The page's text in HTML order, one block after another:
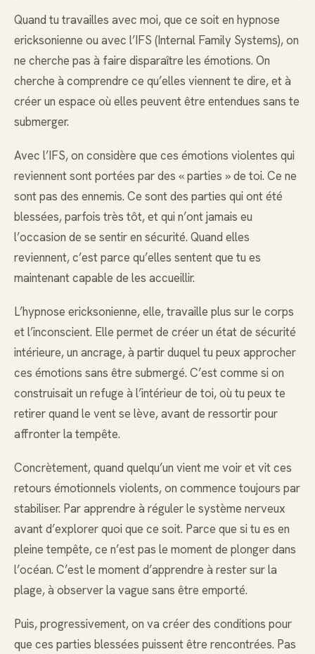
Quand tu travailles avec moi, que ce soit en hypnose
ericksonienne ou avec l’IFS (Internal Family Systems), on
ne cherche pas à faire disparaître les émotions. On
cherche à comprendre ce qu’elles viennent te dire, et à
créer un espace où elles peuvent être entendues sans te
submerger.
Avec l’IFS, on considère que ces émotions violentes qui
reviennent sont portées par des « parties » de toi. Ce ne
sont pas des ennemis. Ce sont des parties qui ont été
blessées, parfois très tôt, et qui n’ont jamais eu
l’occasion de se sentir en sécurité. Quand elles
reviennent, c’est parce qu’elles sentent que tu es
maintenant capable de les accueillir.
L’hypnose ericksonienne, elle, travaille plus sur le corps
et l’inconscient. Elle permet de créer un état de sécurité
intérieure, un ancrage, à partir duquel tu peux approcher
ces émotions sans être submergé. C’est comme si on
construisait un refuge à l’intérieur de toi, où tu peux te
retirer quand le vent se lève, avant de ressortir pour
affronter la tempête.
Concrètement, quand quelqu’un vient me voir et vit ces
retours émotionnels violents, on commence toujours par
stabiliser. Par apprendre à réguler le système nerveux
avant d’explorer quoi que ce soit. Parce que si tu es en
pleine tempête, ce n’est pas le moment de plonger dans
l’océan. C’est le moment d’apprendre à rester sur la
plage, à observer la vague sans être emporté.
Puis, progressivement, on va créer des conditions pour
que ces parties blessées puissent être rencontrées. Pas